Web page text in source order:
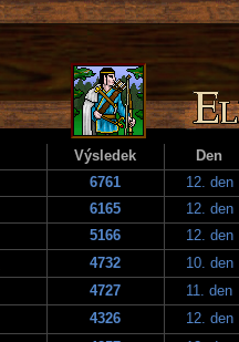
Výsledek
Den
6761
12. den
6165
12. den
5166
12. den
4732
10. den
4727
11. den
4326
12. den